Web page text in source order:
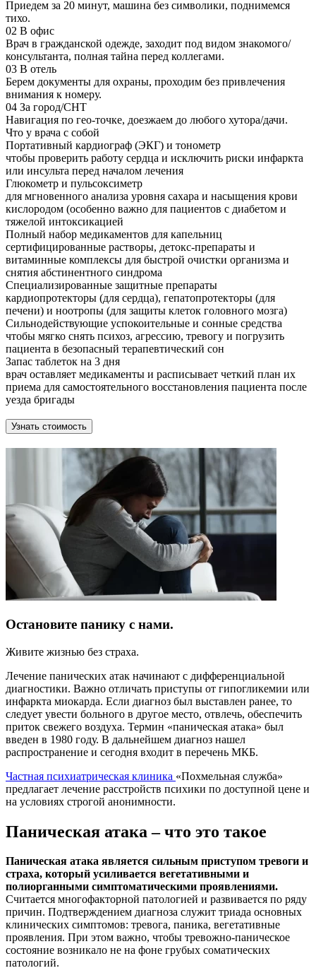
Приедем за 20 минут, машина без символики, поднимемся
тихо.
02 В офис
Врач в гражданской одежде, заходит под видом знакомого/
консультанта, полная тайна перед коллегами.
03 В отель
Берем документы для охраны, проходим без привлечения
внимания к номеру.
04 За город/СНТ
Навигация по гео-точке, доезжаем до любого хутора/дачи.
Что у врача с собой
Портативный кардиограф (ЭКГ) и тонометр
чтобы проверить работу сердца и исключить риски инфаркта
или инсульта перед началом лечения
Глюкометр и пульсоксиметр
для мгновенного анализа уровня сахара и насыщения крови
кислородом (особенно важно для пациентов с диабетом и
тяжелой интоксикацией
Полный набор медикаментов для капельниц
сертифицированные растворы, детокс-препараты и
витаминные комплексы для быстрой очистки организма и
снятия абстинентного синдрома
Специализированные защитные препараты
кардиопротекторы (для сердца), гепатопротекторы (для
печени) и ноотропы (для защиты клеток головного мозга)
Сильнодействующие успокоительные и сонные средства
чтобы мягко снять психоз, агрессию, тревогу и погрузить
пациента в безопасный терапевтический сон
Запас таблеток на 3 дня
врач оставляет медикаменты и расписывает четкий план их
приема для самостоятельного восстановления пациента после
уезда бригады
Узнать стоимость
Остановите панику с нами.
Живите жизнью без страха.
Лечение панических атак начинают с дифференциальной
диагностики. Важно отличать приступы от гипогликемии или
инфаркта миокарда. Если диагноз был выставлен ранее, то
следует увести больного в другое место, отвлечь, обеспечить
приток свежего воздуха. Термин «паническая атака» был
введен в 1980 году. В дальнейшем диагноз нашел
распространение и сегодня входит в перечень МКБ.
Частная психиатрическая клиника «Похмельная служба»
предлагает лечение расстройств психики по доступной цене и
на условиях строгой анонимности.
Паническая атака – что это такое
Паническая атака является сильным приступом тревоги и
страха, который усиливается вегетативными и
полиорганными симптоматическими проявлениями.
Считается многофакторной патологией и развивается по ряду
причин. Подтверждением диагноза служит триада основных
клинических симптомов: тревога, паника, вегетативные
проявления. При этом важно, чтобы тревожно-паническое
состояние возникало не на фоне грубых соматических
патологий.